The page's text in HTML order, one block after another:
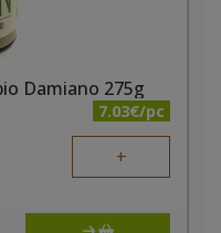
Damiano 275g
7.03€/pc
+